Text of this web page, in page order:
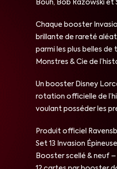
Bouh, Bob Razowski
Chaque booster
brillante de rareté
parmi les plus belles
Monstres & Cie de
Un booster Disney
rotation officielle de
voulant posséder les
Produit officiel
Set 13 Invasion
Booster scellé & neuf